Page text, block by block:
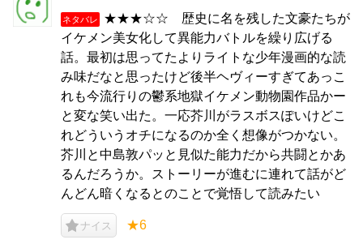
ネタバレ
★★★☆☆ 歴史に名を残した文豪たちが
イケメン美女化して異能力バトルを繰り広げる
話。最初は思ってたよりライトな少年漫画的な読
み味だなと思ったけど後半ヘヴィーすぎてあっこ
れも今流行りの鬱系地獄イケメン動物園作品かー
と変な笑い出た。一応芥川がラスボスぽいけどこ
れどういうオチになるのか全く想像がつかない。
芥川と中島敦パッと見似た能力だから共闘とかあ
るんだろうか。ストーリーが進むに連れて話がど
んどん暗くなるとのことで覚悟して読みたい
ナイス ★6